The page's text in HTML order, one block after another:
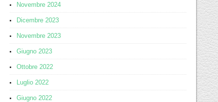
Novembre 2024
Dicembre 2023
Novembre 2023
Giugno 2023
Ottobre 2022
Luglio 2022
Giugno 2022